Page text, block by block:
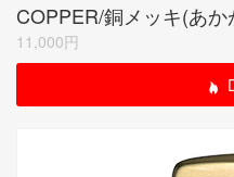
COPPER/銅メッキ(あか
11,000円